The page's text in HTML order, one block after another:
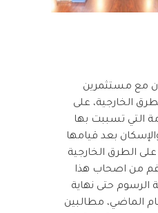
مع مستثمرين
الخارجية، على
التي تسببت بها
بعد قيامها
على الطرق الخارجية
من اصحاب هذا
الرسوم حتى نهاية
الماضي، مطالبين